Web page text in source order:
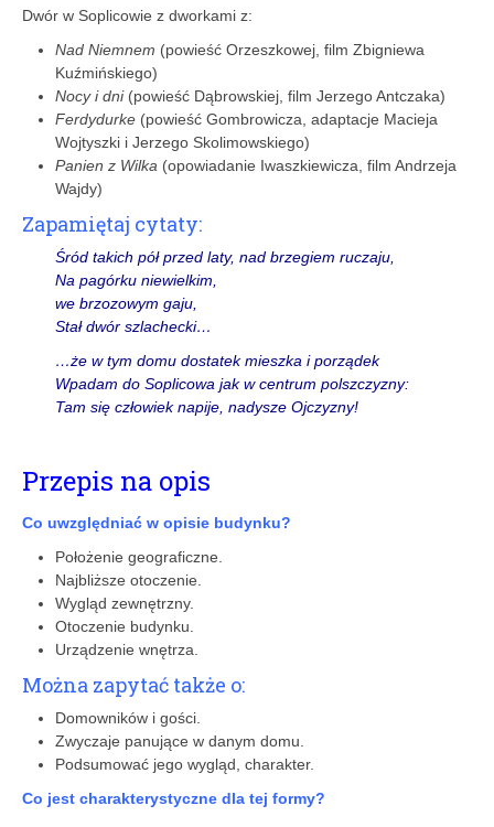
Dwór w Soplicowie z dworkami z:
Nad Niemnem (powieść Orzeszkowej, film Zbigniewa
Kuźmińskiego)
Nocy i dni(powieść Dąbrowskiej, film Jerzego Antczaka)
Ferdydurke (powieść Gombrowicza, adaptacje Macieja
Wojtyszki i Jerzego Skolimowskiego)
Panien z Wilka (opowiadanie Iwaszkiewicza, film Andrzeja
Wajdy)
Zapamiętaj cytaty:
Śród takich pół przed laty, nad brzegiem ruczaju,
Na pagórku niewielkim,
we brzozowym gaju,
Stał dwór szlachecki…
…że w tym domu dostatek mieszka i porządek
Wpadam do Soplicowa jak w centrum polszczyzny:
Tam się człowiek napije, nadysze Ojczyzny!
Przepis na opis
Co uwzględniać w opisie budynku?
Położenie geograficzne.
Najbliższe otoczenie.
Wygląd zewnętrzny.
Otoczenie budynku.
Urządzenie wnętrza.
Można zapytać także o:
Domowników i gości.
Zwyczaje panujące w danym domu.
Podsumować jego wygląd, charakter.
Co jest charakterystyczne dla tej formy?